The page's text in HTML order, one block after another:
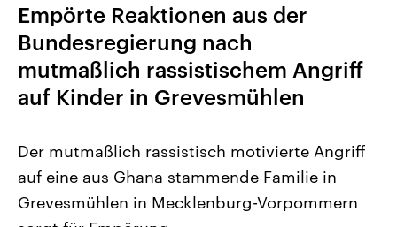
2026
Alle Informationen
Sachsen-Anhalt wählt am 6.
September 2026 einen neuen
Landtag. Seit 2021 wird das
Bundesland von einer Koalition aus
Aktuelle Beiträge,
Hintergründe
Wirtschaftlich und
gehören die Vereinigten
den mächtigsten Ländern
Empörte Reaktionen aus der
Bundesregierung nach
mutmaßlich rassistischem Angriff
auf Kinder in Grevesmühlen
Der mutmaßlich rassistisch motivierte Angriff
auf eine aus Ghana stammende Familie in
Grevesmühlen in Mecklenburg-Vorpommern